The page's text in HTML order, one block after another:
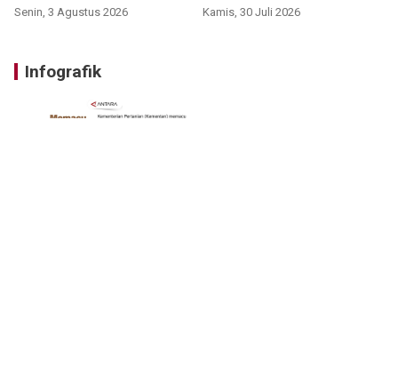
Senin, 3 Agustus 2026 Kamis, 30 Juli 2026
Infografik